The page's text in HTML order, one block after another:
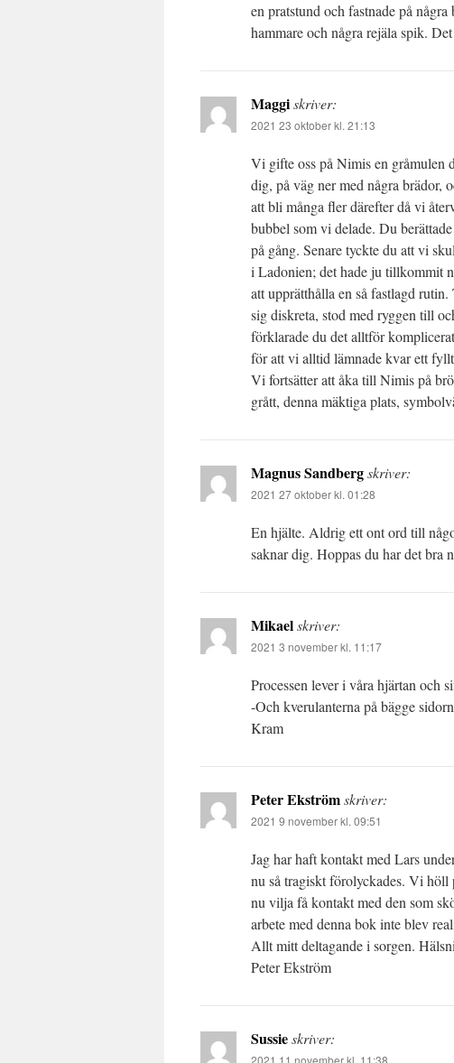
en pratstund och fastnade på
hammare och några rejäla spik.
Maggiskriver:
2021 23 oktober kl. 21:13
Vi gifte oss på Nimis en gråmulen
dig, på väg ner med några brädor,
att bli många fler därefter då vi
bubbel som vi delade. Du
på gång. Senare tyckte du att vi
i Ladonien; det hade ju tillkommit
att upprätthålla en så fastlagd
sig diskreta, stod med ryggen till
förklarade du det alltför
för att vi alltid lämnade kvar ett
Vi fortsätter att åka till Nimis på
grått, denna mäktiga plats,
Magnus Sandbergskriver:
2021 27 oktober kl. 01:28
En hjälte. Aldrig ett ont ord till
saknar dig. Hoppas du har det bra
Mikaelskriver:
2021 3 november kl. 11:17
Processen lever i våra hjärtan och
-Och kverulanterna på bägge
Kram
Peter Ekströmskriver:
2021 9 november kl. 09:51
Jag har haft kontakt med Lars
nu så tragiskt förolyckades. Vi höll
nu vilja få kontakt med den som
arbete med denna bok inte blev
Allt mitt deltagande i sorgen.
Peter Ekström
Sussieskriver:
2021 11 november kl. 11:38